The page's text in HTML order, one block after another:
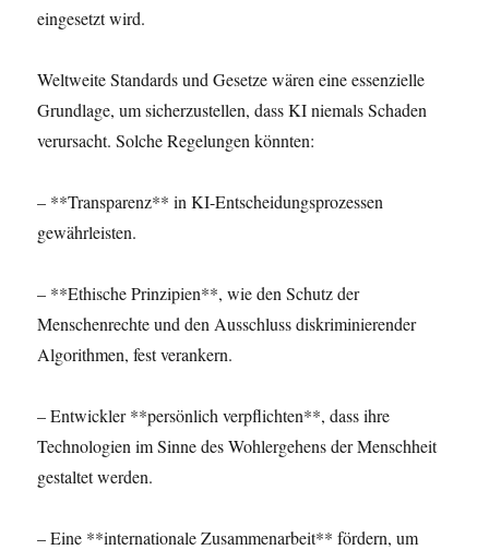
eingesetzt wird.
Weltweite Standards und Gesetze wären eine essenzielle
Grundlage, um sicherzustellen, dass KI niemals Schaden
verursacht. Solche Regelungen könnten:
– **Transparenz** in KI-Entscheidungsprozessen
gewährleisten.
– **Ethische Prinzipien**, wie den Schutz der
Menschenrechte und den Ausschluss diskriminierender
Algorithmen, fest verankern.
– Entwickler **persönlich verpflichten**, dass ihre
Technologien im Sinne des Wohlergehens der Menschheit
gestaltet werden.
– Eine **internationale Zusammenarbeit** fördern, um